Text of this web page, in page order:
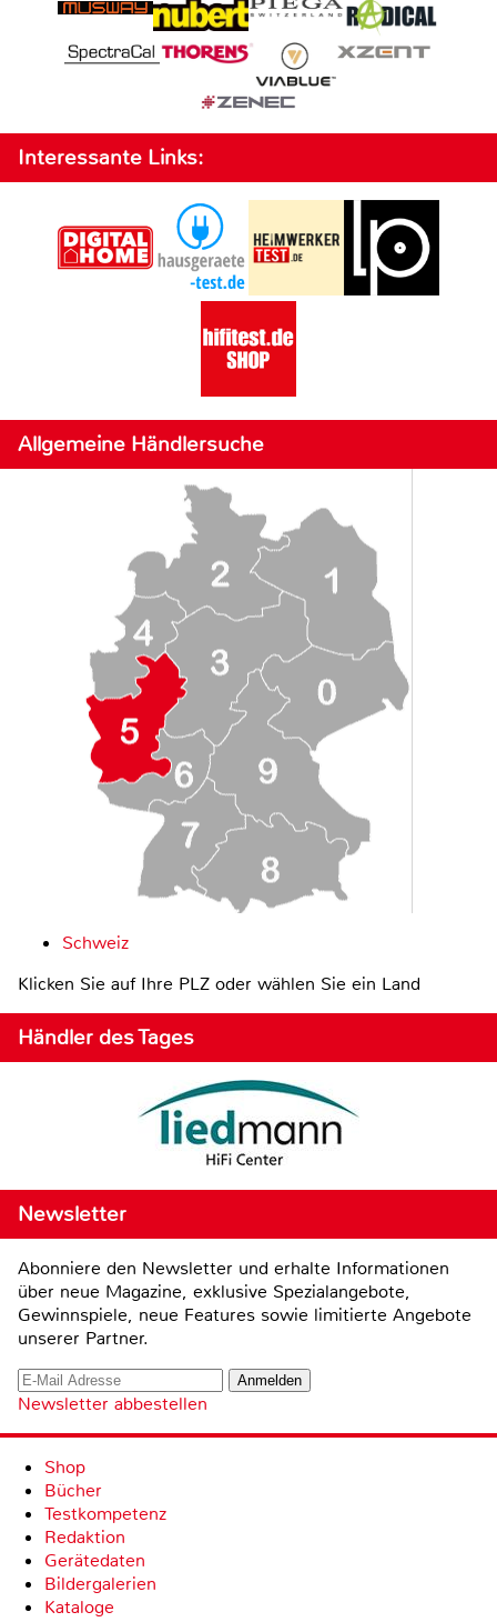
Interessante Links:
Allgemeine Händlersuche
Schweiz
Klicken Sie auf Ihre PLZ oder wählen Sie ein Land
Händler des Tages
Newsletter
Abonniere den Newsletter und erhalte Informationen
über neue Magazine, exklusive Spezialangebote,
Gewinnspiele, neue Features sowie limitierte Angebote
unserer Partner.
Newsletter abbestellen
Shop
Bücher
Testkompetenz
Redaktion
Gerätedaten
Bildergalerien
Kataloge